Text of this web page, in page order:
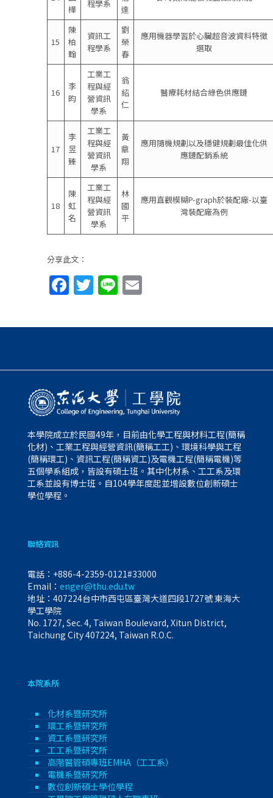
樺
程學系
達
15
陳
柏
翰
資訊工
程學系
劉
榮
春
應用機器學習於心臟超音波資料特徵
選取
16
李
昀
工業工
程與經
營資訊
學系
翁
紹
仁
醫療耗材結合綠色供應鏈
17
李
昱
臻
工業工
程與經
營資訊
學系
黃
鼎
翔
應用隨機規劃以及穩健規劃最佳化供
應鏈配銷系統
18
陳
虹
名
工業工
程與經
營資訊
學系
林
國
平
應用直觀模糊P-graph於裝配廠-以臺
灣裝配廠為例
分享此文：
Facebook
Twitter
LineEmail
本學院成立於民國49年，目前由化學工程與材料工程(簡稱
化材)、工業工程與經營資訊(簡稱工工)、環境科學與工程
(簡稱環工)、資訊工程(簡稱資工)及電機工程(簡稱電機)等
五個學系組成，皆設有碩士班。其中化材系、工工系及環
工系並設有博士班。自104學年度起並增設數位創新碩士
學位學程。
聯絡資訊
電話： +886-4-2359-0121#33000
Email： enger@thu.edu.tw
地址：407224台中市西屯區臺灣大道四段1727號 東海大
學工學院
No. 1727, Sec. 4, Taiwan Boulevard, Xitun District,
Taichung City 407224, Taiwan R.O.C.
本院系所
化材系暨研究所
環工系暨研究所
資工系暨研究所
工工系暨研究所
高階醫管碩專班EMHA（工工系）
電機系暨研究所
數位創新碩士學位學程